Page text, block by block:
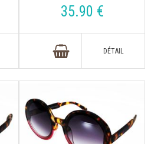
rétro oversize
tendance dessinée
en italie
35.90 €